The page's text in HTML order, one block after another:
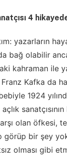
4
yazarların
bağ olabilir
kahraman ile
Kafka da
1924
olan öfkesi,
görüp bir şey
olması gibi